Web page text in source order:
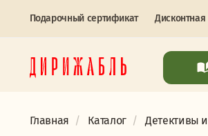
Подарочный сертификат Дисконтная
Главная Каталог Детективы